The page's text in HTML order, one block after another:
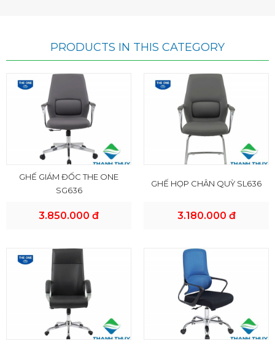
PRODUCTS IN THIS CATEGORY
GHẾ GIÁM ĐỐC THE ONE
SG636
3.850.000 đ
GHẾ HỌP CHÂN QUỲ SL636
3.180.000 đ